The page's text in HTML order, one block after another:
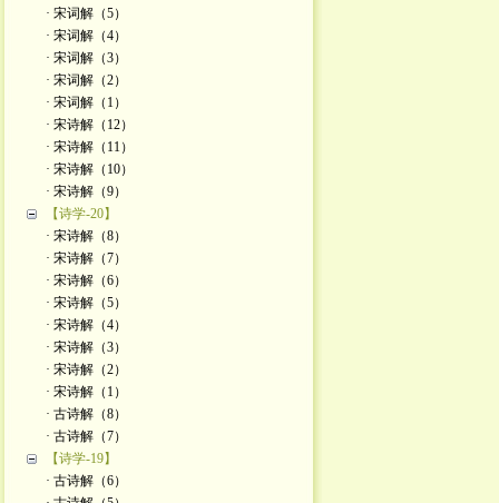
· 宋词解（5）
· 宋词解（4）
· 宋词解（3）
· 宋词解（2）
· 宋词解（1）
· 宋诗解（12）
· 宋诗解（11）
· 宋诗解（10）
· 宋诗解（9）
【诗学-20】
· 宋诗解（8）
· 宋诗解（7）
· 宋诗解（6）
· 宋诗解（5）
· 宋诗解（4）
· 宋诗解（3）
· 宋诗解（2）
· 宋诗解（1）
· 古诗解（8）
· 古诗解（7）
【诗学-19】
· 古诗解（6）